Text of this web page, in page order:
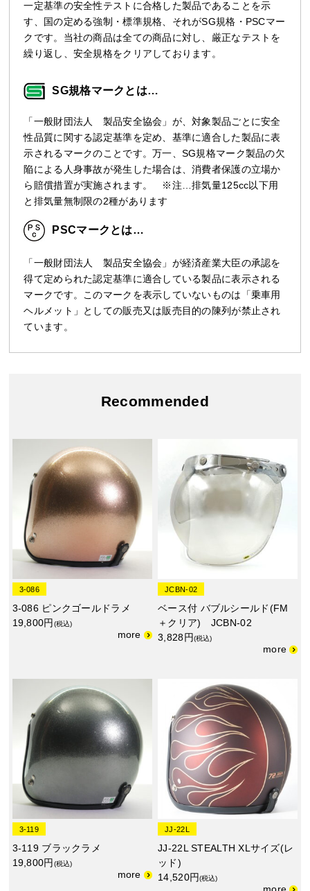
一定基準の安全性テストに合格した製品であることを示
す、国の定める強制・標準規格、それがSG規格・PSCマー
クです。当社の商品は全ての商品に対し、厳正なテストを
繰り返し、安全規格をクリアしております。
SG規格マークとは…
「一般財団法人 製品安全協会」が、対象製品ごとに安全
性品質に関する認定基準を定め、基準に適合した製品に表
示されるマークのことです。万一、SG規格マーク製品の欠
陥による人身事故が発生した場合は、消費者保護の立場か
ら賠償措置が実施されます。 ※注…排気量125cc以下用
と排気量無制限の2種があります
PSCマークとは…
「一般財団法人 製品安全協会」が経済産業大臣の承認を
得て定められた認定基準に適合している製品に表示される
マークです。このマークを表示していないものは「乗車用
ヘルメット」としての販売又は販売目的の陳列が禁止され
ています。
Recommended
3-086
3-086 ピンクゴールドラメ
19,800円 (税込)
JCBN-02
ベース付 バブルシールド(FM
＋クリア) JCBN-02
3,828円(税込)
3-119
3-119 ブラックラメ
19,800円 (税込)
JJ-22L
JJ-22L STEALTH XLサイズ(レ
ッド)
14,520円(税込)